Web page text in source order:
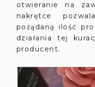
otwieranie na
nakrętce
pożądaną ilość
działania tej
producent.